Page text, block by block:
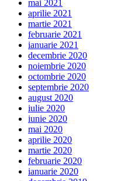
mai 2021
aprilie 2021
martie 2021
februarie 2021
ianuarie 2021
decembrie 2020
noiembrie 2020
octombrie 2020
septembrie 2020
august 2020
iulie 2020
iunie 2020
mai 2020
aprilie 2020
martie 2020
februarie 2020
ianuarie 2020